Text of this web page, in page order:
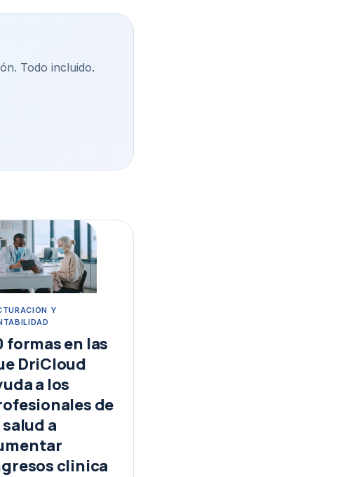
Todo incluido.
Y
formas en las
DriCloud
a los
de
salud a
clinica